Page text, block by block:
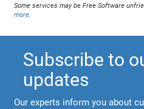
Some services may be Free Software
more.
Subscribe to
updates
Our experts inform you about